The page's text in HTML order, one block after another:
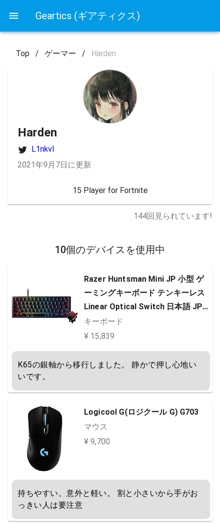
Geartics (ギアティクス)
Top / ゲーマー / Harden
Harden
L1nkvl
2021年9月7日に更新
15 Player for Fortnite
144回見られています!
10個のデバイスを使用中
Razer Huntsman Mini JP 小型 ゲ
ーミングキーボード テンキーレス
Linear Optical Switch 日本語 JP
配列 60%レイアウト 光学スイッチ
超高速1.2mm作動 リニア触感 静音
証品】 RZ03-03390800-R3J1
キーボード
¥ 15,839
K65の銀軸から移行しました。 静かで押し心地い
いです。
Logicool G(ロジクール G) G703
マウス
¥ 9,700
持ちやすい。意外と軽い。 割と小さいから手がお
っきい人は要注意